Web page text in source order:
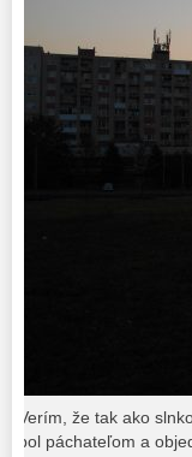
Verím, že tak ako
bol páchateľom a